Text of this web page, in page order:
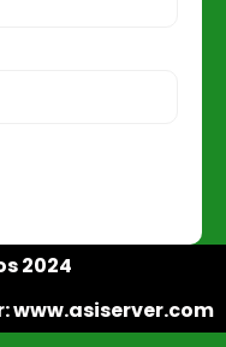
2024
www.asiserver.com